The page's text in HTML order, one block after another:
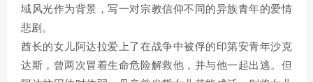
域风光作为背景，写一对宗教信仰不同的异族青年的爱情
悲剧。
酋长的女儿阿达拉爱上了在战争中被俘的印第安青年沙克
达斯，曾两次冒着生命危险解救他，并与他一起出逃。但